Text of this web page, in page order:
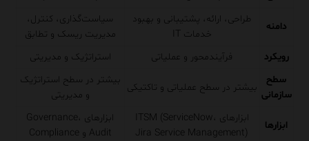
دامنه
طراحی، ارائه، پشتیبانی و بهبود
خدمات IT
سیاست‌گذاری، کنترل،
مدیریت ریسک و تطابق
رویکرد
فرآیندمحور و عملیاتی
استراتژیک و مدیریتی
سطح
سازمانی
بیشتر در سطح عملیاتی و تاکتیکی
بیشتر در سطح استراتژیک
و مدیریتی
ابزارها
ابزارهای ITSM (ServiceNow،
Jira Service Management)
ابزارهای Governance،
Audit و Compliance